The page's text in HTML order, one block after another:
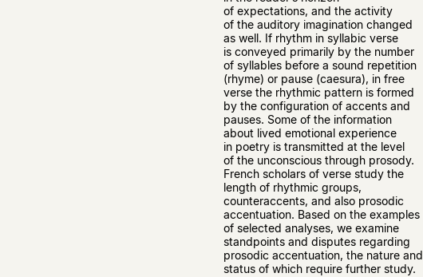
of expectations, and the activity
of the auditory imagination changed
as well. If rhythm in syllabic verse
is conveyed primarily by the number
of syllables before a sound repetition
(rhyme) or pause (caesura), in free
verse the rhythmic pattern is formed
by the configuration of accents and
pauses. Some of the information
about lived emotional experience
in poetry is transmitted at the level
of the unconscious through prosody.
French scholars of verse study the
length of rhythmic groups,
counteraccents, and also prosodic
accentuation. Based on the examples
of selected analyses, we examine
standpoints and disputes regarding
prosodic accentuation, the nature and
status of which require further study.